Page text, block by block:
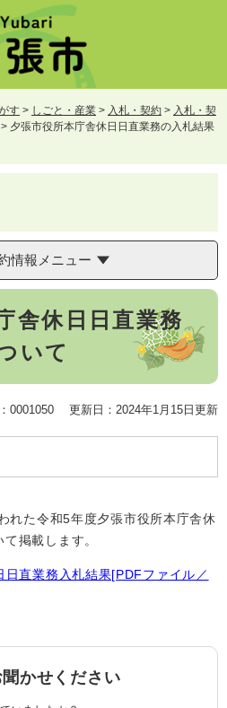
す > しごと・産業 > 入札・契約 > 入札・契
> 夕張市役所本庁舎休日日直業務の入札結果
情報メニュー
舎休日日直業務
いて
0001050 更新日：2024年1月15日更新
れた令和5年度夕張市役所本庁舎休
掲載します。
日直業務入札結果[PDFファイル／
かせください